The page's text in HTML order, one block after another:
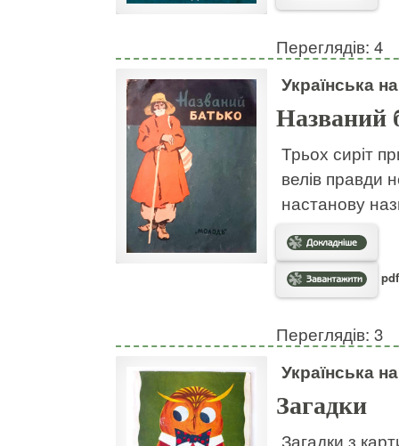
Переглядів: 4
Українська
Названий
Трьох сиріт
велів правди
настанову
Переглядів: 3
Українська
Загадки
Загадки з